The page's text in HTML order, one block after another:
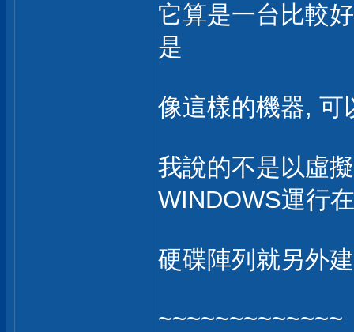
它算是一台比較
是
像這樣的機器, 可
我說的不是以虛
WINDOWS運行
硬碟陣列就另外
~~~~~~~~~~~~~